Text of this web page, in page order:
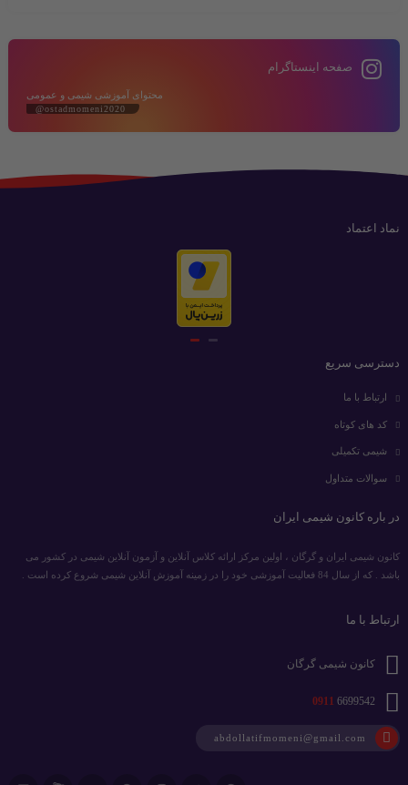
صفحه اینستاگرام
محتوای آموزشی شیمی و عمومی
@ostadmomeni2020
نماد اعتماد
دسترسی سریع
ارتباط با ما
کد های کوتاه
شیمی تکمیلی
سوالات متداول
در باره کانون شیمی ایران
کانون شیمی ایران و گرگان ، اولین مرکز ارائه کلاس آنلاین و آزمون آنلاین شیمی در کشور می
باشد . که از سال 84 فعالیت آموزشی خود را در زمینه آموزش آنلاین شیمی شروع کرده است .
ارتباط با ما
کانون شیمی گرگان
0911 6699542
abdollatifmomeni@gmail.com